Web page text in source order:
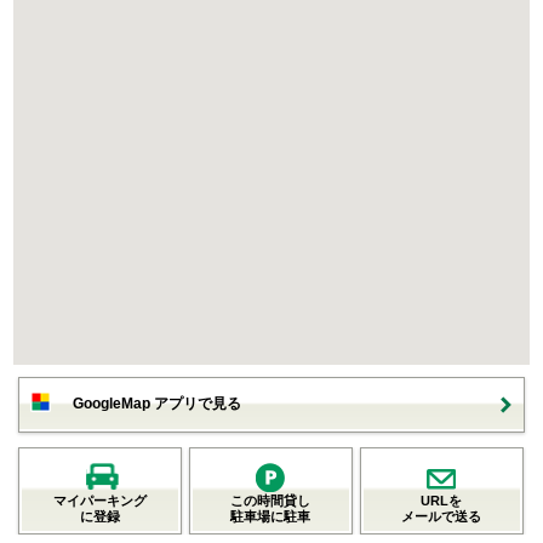
GoogleMap アプリで見る
マイパーキング
に登録
この時間貸し
駐車場に駐車
URLを
メールで送る